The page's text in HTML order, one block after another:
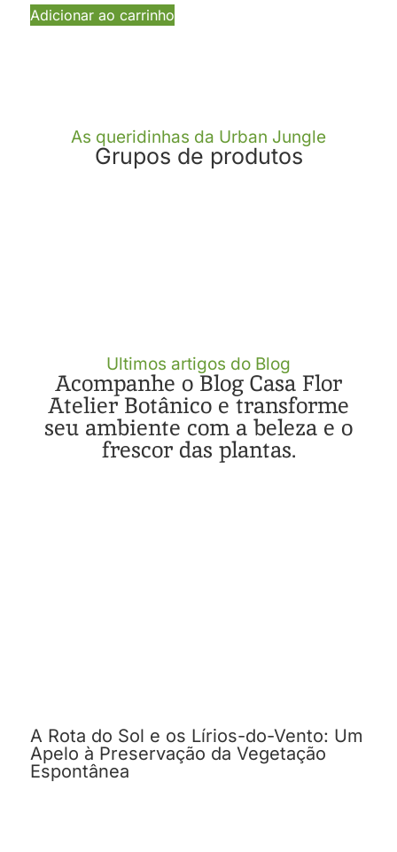
Adicionar ao carrinho
As queridinhas da Urban Jungle
Grupos de produtos
Ultimos artigos do Blog
Acompanhe o Blog Casa Flor
Atelier Botânico e transforme
seu ambiente com a beleza e o
frescor das plantas.
A Rota do Sol e os Lírios-do-Vento: Um
Apelo à Preservação da Vegetação
Espontânea